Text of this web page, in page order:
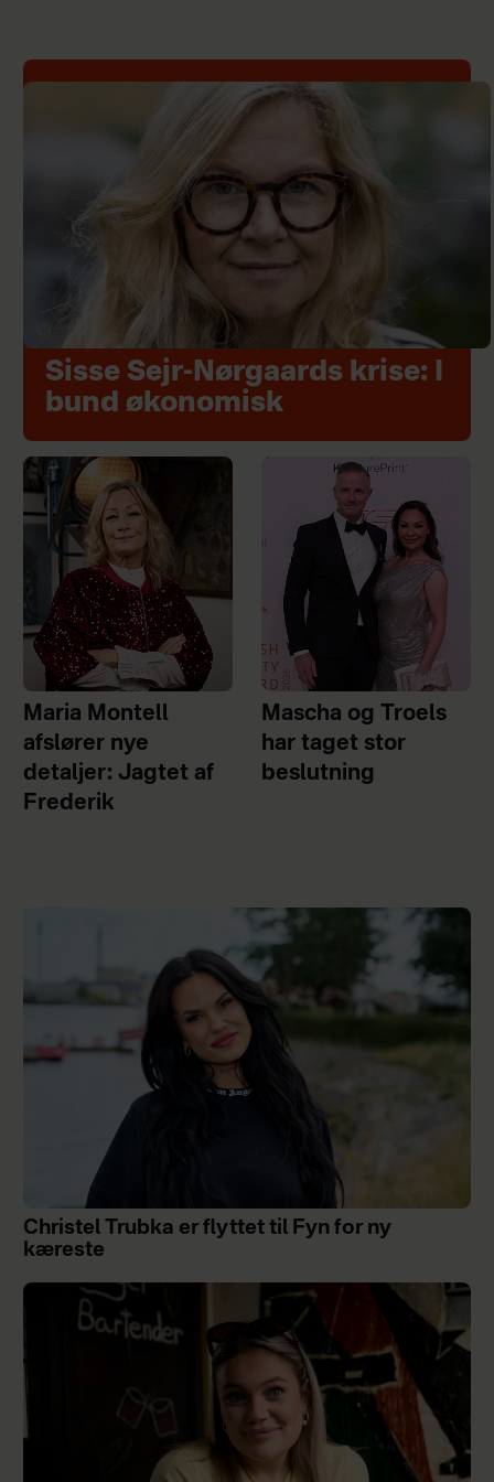
Sisse Sejr-Nørgaards krise: I
bund økonomisk
Maria Montell
afslører nye
detaljer: Jagtet af
Frederik
Mascha og Troels
har taget stor
beslutning
Christel Trubka er flyttet til Fyn for ny
kæreste